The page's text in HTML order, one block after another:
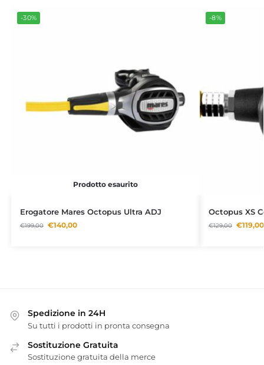
-30%
Prodotto esaurito
Erogatore Mares Octopus Ultra ADJ
€199,00 €140,00
-8%
Octopus XS
€129,00 €119,00
Spedizione in 24H
Su tutti i prodotti in pronta consegna
Sostituzione Gratuita
Sostituzione gratuita della merce